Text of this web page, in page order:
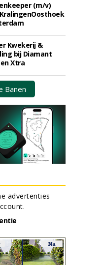
(m/v)
Kwekerij &
bij Diamant
Xtra
Banen
advertenties